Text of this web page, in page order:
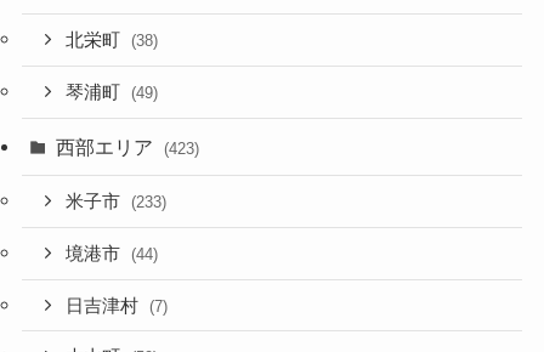
北栄町 (38)
琴浦町 (49)
西部エリア (423)
米子市 (233)
境港市 (44)
日吉津村 (7)